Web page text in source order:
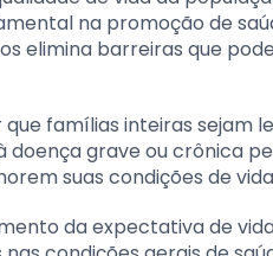
na promoção de
elimina barreiras que
famílias inteiras sejam
doença grave ou crônica
suas condições de
da expectativa de